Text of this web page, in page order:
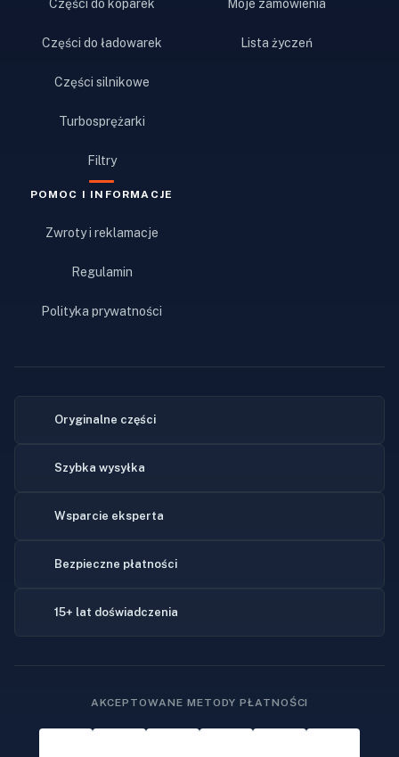
Części do koparek
Części do ładowarek
Części silnikowe
Turbosprężarki
Filtry
Moje zamówienia
Lista życzeń
POMOC I INFORMACJE
Zwroty i reklamacje
Regulamin
Polityka prywatności
Oryginalne części
Szybka wysyłka
Wsparcie eksperta
Bezpieczne płatności
15+ lat doświadczenia
AKCEPTOWANE METODY PŁATNOŚCI